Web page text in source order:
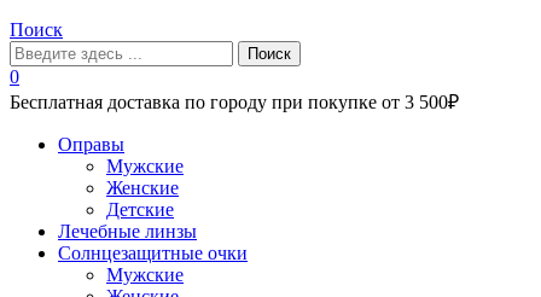
Поиск
Поиск
0
Бесплатная доставка по городу при покупке от 3 500₽
Оправы
Мужские
Женские
Детские
Лечебные линзы
Солнцезащитные очки
Мужские